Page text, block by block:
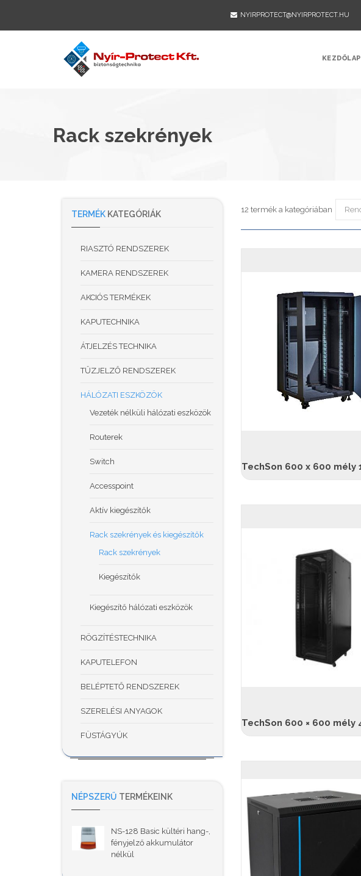
NYIRPROTECT@NYIRPROTECT.HU
KEZDŐLAP
Rack szekrények
12 termék a kategóriában
TERMÉK KATEGÓRIÁK
RIASZTÓ RENDSZEREK
KAMERA RENDSZEREK
AKCIÓS TERMÉKEK
KAPUTECHNIKA
ÁTJELZÉS TECHNIKA
TŰZJELZŐ RENDSZEREK
HÁLÓZATI ESZKÖZÖK
Vezeték nélküli hálózati eszközök
Routerek
Switch
Accesspoint
Aktív kiegészítők
Rack szekrények és kiegészítők
Rack szekrények
Kiegészítők
Kiegészítő hálózati eszközök
RÖGZÍTÉSTECHNIKA
KAPUTELEFON
BELÉPTETŐ RENDSZEREK
SZERELÉSI ANYAGOK
FÜSTÁGYÚK
NÉPSZERŰ TERMÉKEINK
NS-128 Basic kültéri hang-,
fényjelző akkumulátor
nélkül